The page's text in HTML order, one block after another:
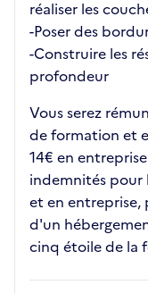
réaliser les
-Poser des
-Construire les
profondeur
Vous serez
de formation et
14€ en
indemnités pour
et en entreprise,
d'un
cinq étoile de la